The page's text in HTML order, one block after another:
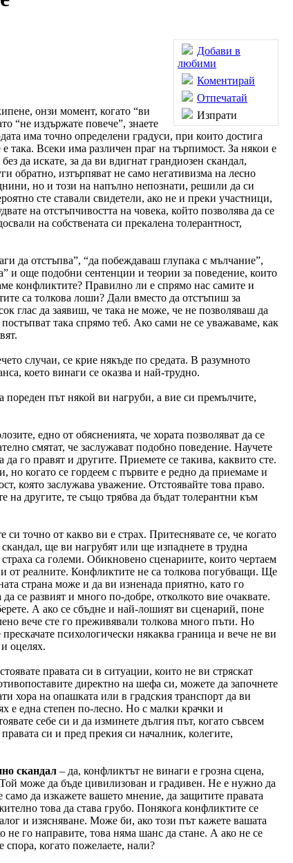
Добави в
любими
Коментирай
Отпечатай
Изпрати
онзи момент, когато “ви
“не издържате повече”, знаете
има точно определени градуси, при които достига
така. Всеки има различен праг на търпимост. За някои е
да искате, за да ви вдигнат грандиозен скандал,
обратно, изтърпяват не само негативизма на лесно
но и този на напълно непознати, решили да си
сте ставали свидетели, ако не и преки участници,
на отстъпчивостта на човека, който позволява да се
на собствената си прекалена толерантност,
да отстъпва”, “да побеждаваш глупака с мълчание”,
и още подобни сентенции и теории за поведение, които
конфликтите? Правилно ли е спрямо нас самите и
са толкова лоши? Дали вместо да отстъпиш за
глас да заявиш, че така не може, че не позволяваш да
така спрямо теб. Ако сами не се уважаваме, как
случаи, се крие някъде по средата. В разумното
което винаги се оказва и най-трудно.
пореден път някой ви нагруби, а вие си премълчите,
едно от обясненията, че хората позволяват да се
смятат, че заслужават подобно поведение. Научете
да го правят и другите. Приемете се такива, каквито сте.
когато се гордеем с първите е редно да приемаме и
която заслужава уважение. Отстоявайте това право.
на другите, те също трябва да бъдат толерантни към
си точно от какво ви е страх. Притеснявате се, че когато
ще ви нагрубят или ще изпаднете в трудна
са големи. Обикновено сценариите, които чертаем
от реалните. Конфликтите не са толкова погубващи. Ще
страна може и да ви изненада приятно, като го
се развият и много по-добре, отколкото вие очаквате.
А ако се сбъдне и най-лошият ви сценарий, поне
вече сте го преживявали толкова много пъти. Но
прескачате психологически някаква граница и вече не ви
оцелях.
правата си в ситуации, които не ви стряскат
директно на шефа си, можете да започнете
хора на опашката или в градския транспорт да ви
е една степен по-лесно. Но с малки крачки и
себе си и да изминете дългия път, когато съвсем
си и пред прекия си началник, колегите,
скандал – да, конфликтът не винаги е грозна сцена,
може да бъде цивилизован и градивен. Не е нужно да
да изкажете вашето мнение, да защитите правата
това да става грубо. Понякога конфликтите се
и изясняване. Може би, ако този път кажете вашата
не го направите, това няма шанс да стане. А ако не се
когато пожелаете, нали?